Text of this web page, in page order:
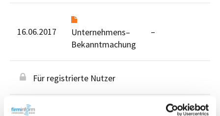
16.06.2017
Unternehmens–
Bekanntmachung
–
Für registrierte Nutzer